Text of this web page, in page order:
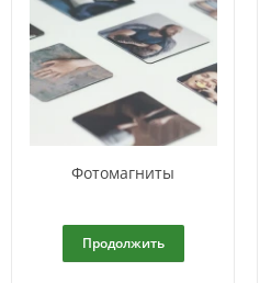
Фотомагниты
Продолжить